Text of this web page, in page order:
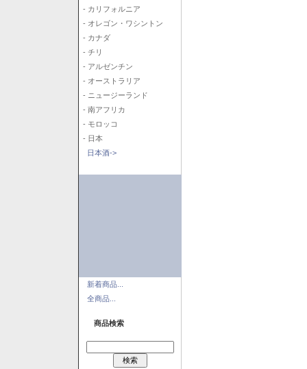
- カリフォルニア
- オレゴン・ワシントン
- カナダ
- チリ
- アルゼンチン
- オーストラリア
- ニュージーランド
- 南アフリカ
- モロッコ
- 日本
日本酒->
新着商品...
全商品...
商品検索